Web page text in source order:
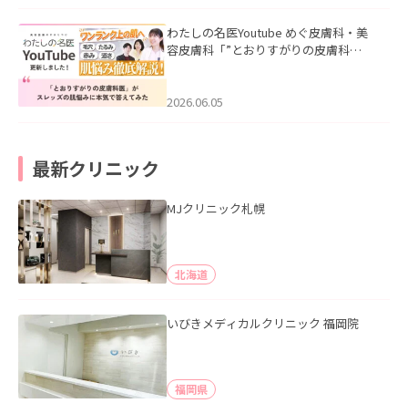
わたしの名医Youtube めぐ皮膚科・美
容皮膚科「”とおりすがりの皮膚科
2026.06.05
最新クリニック
MJクリニック札幌
北海道
いびきメディカルクリニック 福岡院
福岡県